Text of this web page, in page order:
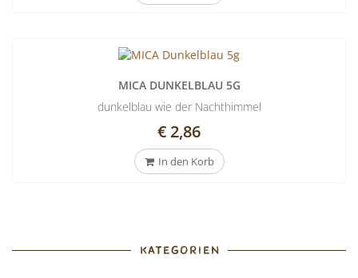
MICA DUNKELBLAU 5G
dunkelblau wie der Nachthimmel
€ 2,86
In den Korb
KATEGORIEN